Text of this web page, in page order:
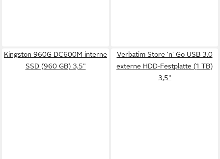
Kingston 960G DC600M interne
SSD (960 GB) 3,5"
Verbatim Store 'n' Go USB 3.0
externe HDD-Festplatte (1 TB)
3,5"